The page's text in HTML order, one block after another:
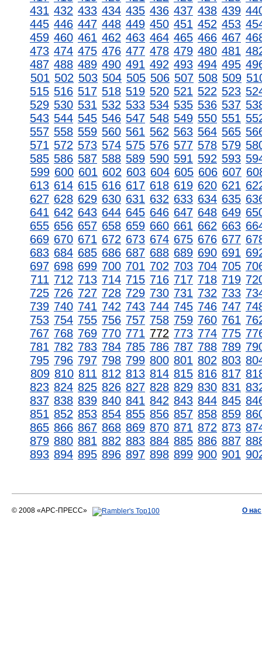
431 432 433 434 435 436 437 438 439
445 446 447 448 449 450 451 452 453
459 460 461 462 463 464 465 466 467
473 474 475 476 477 478 479 480 481
487 488 489 490 491 492 493 494 495
501 502 503 504 505 506 507 508 509
515 516 517 518 519 520 521 522 523
529 530 531 532 533 534 535 536 537
543 544 545 546 547 548 549 550 551
557 558 559 560 561 562 563 564 565
571 572 573 574 575 576 577 578 579
585 586 587 588 589 590 591 592 593
599 600 601 602 603 604 605 606 607
613 614 615 616 617 618 619 620 621
627 628 629 630 631 632 633 634 635
641 642 643 644 645 646 647 648 649
655 656 657 658 659 660 661 662 663
669 670 671 672 673 674 675 676 677
683 684 685 686 687 688 689 690 691
697 698 699 700 701 702 703 704 705
711 712 713 714 715 716 717 718 719
725 726 727 728 729 730 731 732 733
739 740 741 742 743 744 745 746 747
753 754 755 756 757 758 759 760 761
767 768 769 770 771 772 773 774 775
781 782 783 784 785 786 787 788 789
795 796 797 798 799 800 801 802 803
809 810 811 812 813 814 815 816 817
823 824 825 826 827 828 829 830 831
837 838 839 840 841 842 843 844 845
851 852 853 854 855 856 857 858 859
865 866 867 868 869 870 871 872 873
879 880 881 882 883 884 885 886 887
893 894 895 896 897 898 899 900 901
© 2008 «АРС-ПРЕСС» О нас